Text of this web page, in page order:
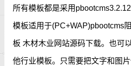
所有模板都是采用
模板适用于(PC+WAP)pbootcms
板 木材木业网站源码下载。也可
他行业模板。只需要把文字和图